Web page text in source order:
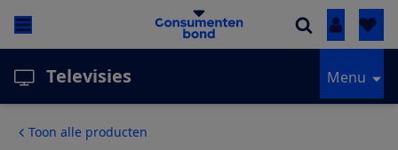
Inloggen
Televisies Menu
Toon alle producten